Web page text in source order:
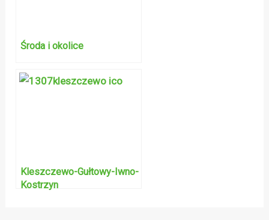
Środa i okolice
Kleszczewo-Gułtowy-Iwno-
Kostrzyn